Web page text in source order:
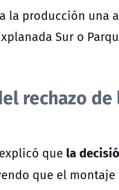
la producción una
Sur o
rechazo de
que la
que el